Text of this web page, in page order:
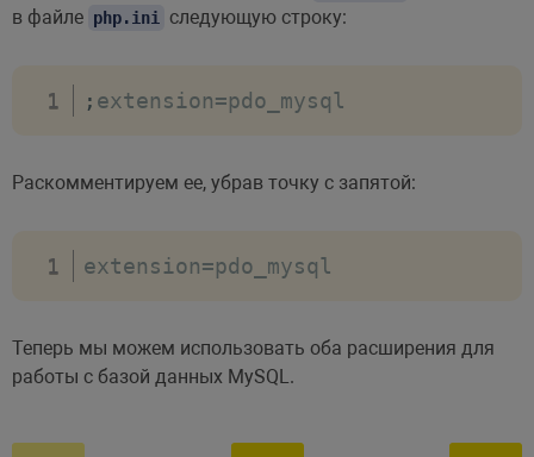
в файле php.ini следующую строку:
; extension=pdo_mysql
Раскомментируем ее, убрав точку с запятой:
extension=pdo_mysql
Теперь мы можем использовать оба расширения для
работы с базой данных MySQL.